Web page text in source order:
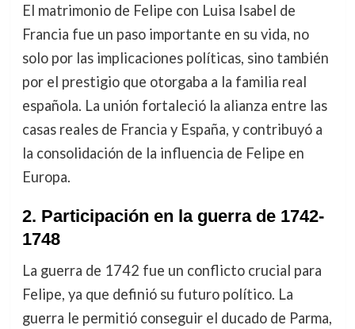
El matrimonio de Felipe con Luisa Isabel de
Francia fue un paso importante en su vida, no
solo por las implicaciones políticas, sino también
por el prestigio que otorgaba a la familia real
española. La unión fortaleció la alianza entre las
casas reales de Francia y España, y contribuyó a
la consolidación de la influencia de Felipe en
Europa.
2. Participación en la guerra de 1742-
1748
La guerra de 1742 fue un conflicto crucial para
Felipe, ya que definió su futuro político. La
guerra le permitió conseguir el ducado de Parma,